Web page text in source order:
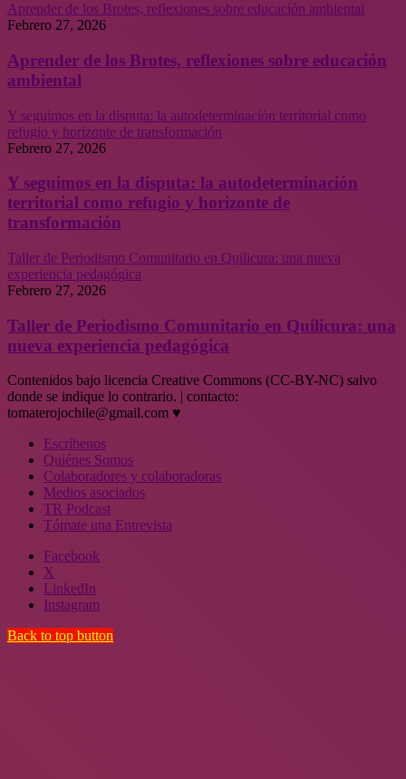
Aprender de los Brotes, reflexiones sobre educación ambiental
Febrero 27, 2026
Aprender de los Brotes, reflexiones sobre educación
ambiental
Y seguimos en la disputa: la autodeterminación territorial como
refugio y horizonte de transformación
Febrero 27, 2026
Y seguimos en la disputa: la autodeterminación
territorial como refugio y horizonte de
transformación
Taller de Periodismo Comunitario en Quilicura: una nueva
experiencia pedagógica
Febrero 27, 2026
Taller de Periodismo Comunitario en Quilicura: una
nueva experiencia pedagógica
Contenidos bajo licencia Creative Commons (CC-BY-NC) salvo
donde se indique lo contrario. | contacto:
tomaterojochile@gmail.com ♥
Escríbenos
Quiénes Somos
Colaboradores y colaboradoras
Medios asociados
TR Podcast
Tómate una Entrevista
Facebook
X
LinkedIn
Instagram
Back to top button